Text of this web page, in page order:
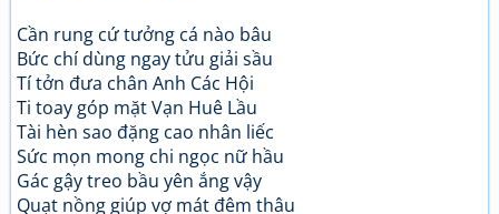
Cần rung cứ tưởng cá nào bâu
Bức chí dùng ngay tửu giải sầu
Tí tởn đưa chân Anh Các Hội
Ti toay góp mặt Vạn Huê Lầu
Tài hèn sao đặng cao nhân liếc
Sức mọn mong chi ngọc nữ hầu
Gác gậy treo bầu yên ắng vậy
Quạt nồng giúp vợ mát đêm thâu